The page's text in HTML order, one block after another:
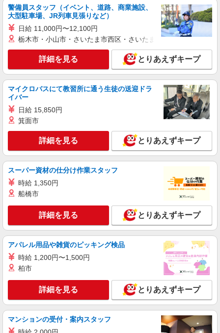
日本食品化工株式会社 水島工場内 （岡山県倉
敷市児島塩生2767-25）
キープ 詳細を見る
有限会社西和
食品工場での製造・梱包・出荷作業など
日給11,060円（6.5h＋2h勤務） 月収例：
254,000円 （月20日勤務＋各種手当） ＜年収例＞
・入社2年目／20代：年収300万円（月給＋各種手
当＋賞与） ・入社13年目／40代班長：年収450万
より異なります
日本食品化工株式会社 水島工場内 （岡山県倉
キープ 詳細を見る
アルバイト
おかやまコープ 倉敷東部センター
★時給がアップしました★ 時給1,112円 祝
日：時給1,162円 【月収例】 時給1112円×1日2時
間×週5日の場合 月収4万4480円＋交通費
倉敷市西尾11－6
キープ 詳細を見る
警備員スタッフ（イベント、道路、商業施設、
大型駐車場、JR列車見張りなど）
日給 11,000円〜12,100円
栃木市・小山市・さいたま市西区・さいたま市岩槻区・久喜市・
詳細を見る とりあえずキープ
マイクロバスにて教習所に通う生徒の送迎ドラ
イバー
日給 15,850円
箕面市
詳細を見る とりあえずキープ
スーパー資材の仕分け作業スタッフ
時給 1,350円
船橋市
詳細を見る とりあえずキープ
アパレル用品や雑貨のピッキング検品
時給 1,200円〜1,500円
柏市
詳細を見る とりあえずキープ
マンションの受付・案内スタッフ